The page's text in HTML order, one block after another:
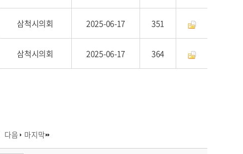
삼척시의회 2025-06-17 351
삼척시의회 2025-06-17 364
다음 마지막